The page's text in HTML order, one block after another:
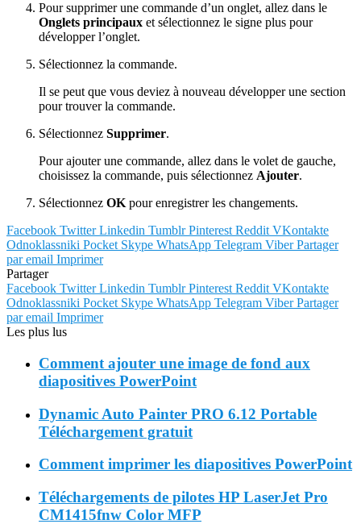
Pour supprimer une commande d’un onglet, allez dans le
Onglets principaux et sélectionnez le signe plus pour
développer l’onglet.
Sélectionnez la commande.
Il se peut que vous deviez à nouveau développer une section
pour trouver la commande.
Sélectionnez Supprimer.
Pour ajouter une commande, allez dans le volet de gauche,
choisissez la commande, puis sélectionnez Ajouter.
Sélectionnez OK pour enregistrer les changements.
Facebook Twitter Linkedin Tumblr Pinterest Reddit VKontakte
Odnoklassniki Pocket Skype WhatsApp Telegram Viber Partager
par email Imprimer
Partager
Facebook Twitter Linkedin Tumblr Pinterest Reddit VKontakte
Odnoklassniki Pocket Skype WhatsApp Telegram Viber Partager
par email Imprimer
Les plus lus
Comment ajouter une image de fond aux
diapositives PowerPoint
Dynamic Auto Painter PRO 6.12 Portable
Téléchargement gratuit
Comment imprimer les diapositives PowerPoint
Téléchargements de pilotes HP LaserJet Pro
CM1415fnw Color MFP